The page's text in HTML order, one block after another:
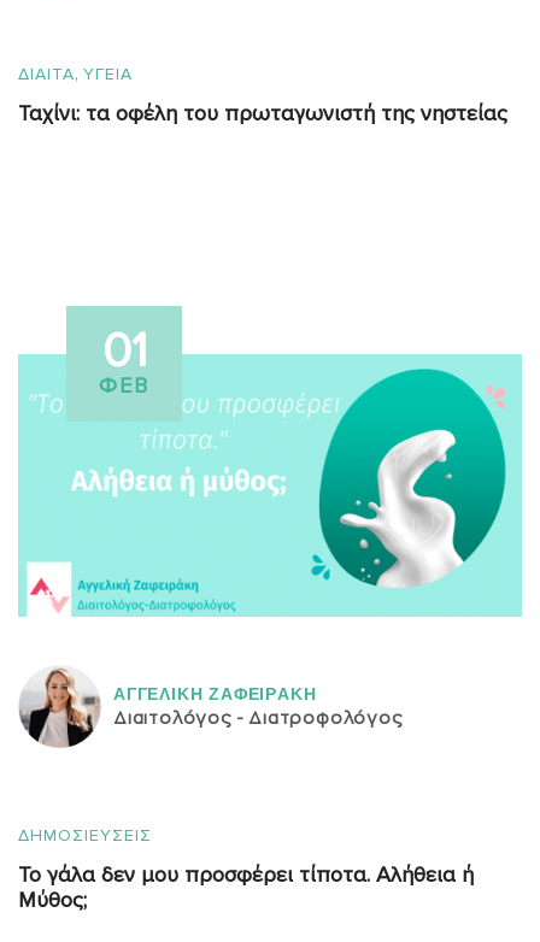
ΔΙΑΙΤΑ, ΥΓΕΙΑ
Ταχίνι: τα οφέλη του πρωταγωνιστή της νηστείας
ΑΓΓΕΛΙΚH ΖΑΦΕΙΡAΚΗ
Διαιτολόγος - Διατροφολόγος
01
ΦΕΒ
ΔΗΜΟΣΙΕΥΣΕΙΣ
Το γάλα δεν μου προσφέρει τίποτα. Αλήθεια ή
Μύθος;